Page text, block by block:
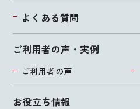
よくある質問
ご利用者の声・実例
ご利用者の声
お役立ち情報